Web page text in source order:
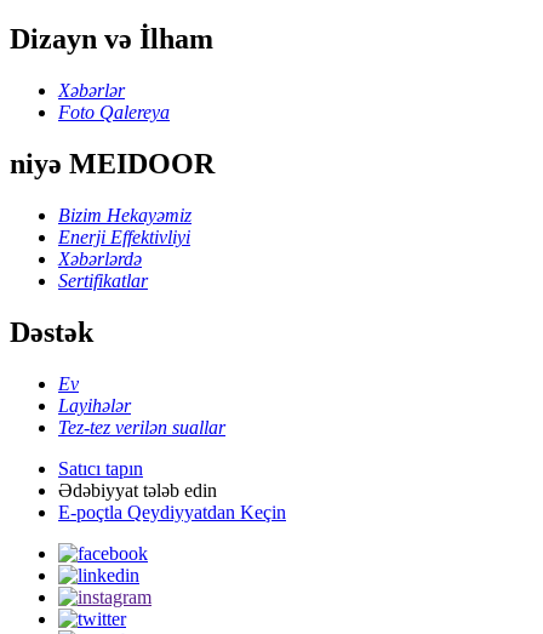
Dizayn və İlham
Xəbərlər
Foto Qalereya
niyə MEIDOOR
Bizim Hekayəmiz
Enerji Effektivliyi
Xəbərlərdə
Sertifikatlar
Dəstək
Ev
Layihələr
Tez-tez verilən suallar
Satıcı tapın
Ədəbiyyat tələb edin
E-poçtla Qeydiyyatdan Keçin